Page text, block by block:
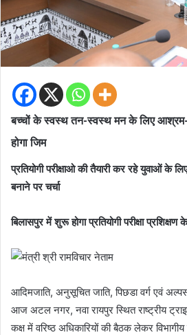
बच्चों के स्वस्थ तन-स्वस्थ मन के लिए आश्रम-
होगा जिम
प्रतियोगी परीक्षाओ की तैयारी कर रहे युवाओं के
बनाने पर चर्चा
बिलासपुर में शुरू होगा प्रतियोगी परीक्षा प्रशिक्षण
आदिमजाति, अनुसूचित जाति, पिछडा वर्ग एवं
आज अटल नगर, नवा रायपुर स्थित राष्ट्रीय
कक्ष में वरिष्ठ अधिकारियों की बैठक लेकर